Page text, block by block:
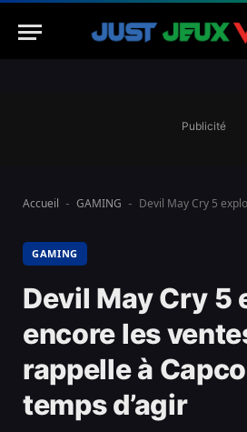
Publicité
Accueil - GAMING - Devil May Cry 5 explose encore les
GAMING
Devil May Cry 5
encore les
rappelle à
temps d’agir